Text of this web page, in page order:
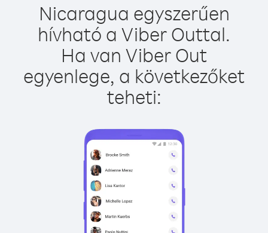
Nicaragua egyszerűen
hívható a Viber Outtal.
Ha van Viber Out
egyenlege, a következőket
teheti: